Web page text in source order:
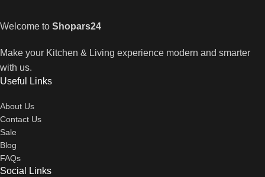
Welcome to Shopars24
Make your Kitchen & Living experience modern and smarter
with us.
Useful Links
About Us
Contact Us
Sale
Blog
FAQs
Social Links